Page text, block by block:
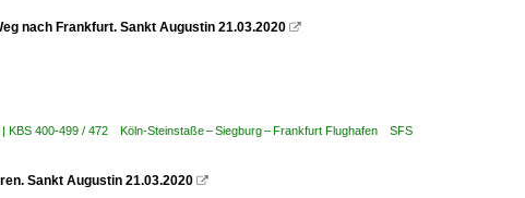
nach Frankfurt. Sankt Augustin 21.03.2020 
KBS 400-499 / 472 Köln-Steinstaße – Siegburg – Frankfurt Flughafen SFS
Sankt Augustin 21.03.2020 